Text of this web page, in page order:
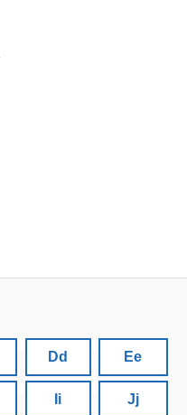
Dd Ee
Ii Jj